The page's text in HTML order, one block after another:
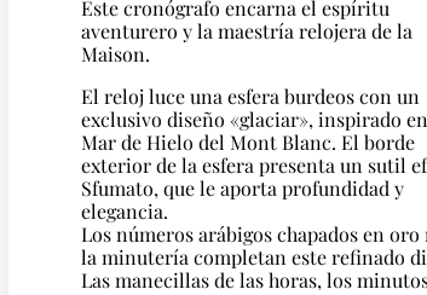
Este cronógrafo encarna el espíritu
aventurero y la maestría relojera de la
Maison.
El reloj luce una esfera burdeos con un
exclusivo diseño «glaciar», inspirado
Mar de Hielo del Mont Blanc. El borde
exterior de la esfera presenta un sutil
Sfumato, que le aporta profundidad y
elegancia.
Los números arábigos chapados en oro
la minutería completan este refinado
Las manecillas de las horas, los